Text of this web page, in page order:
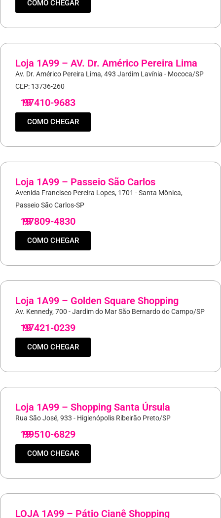
COMO CHEGAR
Loja 1A99 – AV. Dr. Américo Pereira Lima
Av. Dr. Américo Pereira Lima, 493 Jardim Lavínia - Mococa/SP
CEP: 13736-260
19
97410-9683
COMO CHEGAR
Loja 1A99 – Passeio São Carlos
Avenida Francisco Pereira Lopes, 1701 - Santa Mônica,
Passeio São Carlos-SP
19
97809-4830
COMO CHEGAR
Loja 1A99 – Golden Square Shopping
Av. Kennedy, 700 - Jardim do Mar São Bernardo do Campo/SP
19
97421-0239
COMO CHEGAR
Loja 1A99 – Shopping Santa Úrsula
Rua São José, 933 - Higienópolis Ribeirão Preto/SP
19
99510-6829
COMO CHEGAR
LOJA 1A99 – Pátio Cianê Shopping